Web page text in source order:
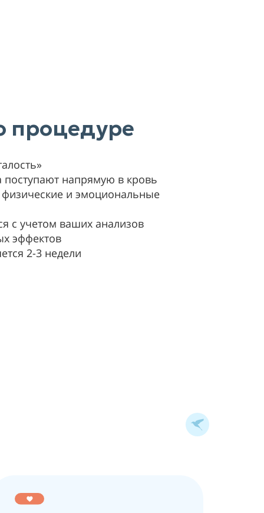
процедуре
напрямую в кровь
физические и эмоциональные
с учетом ваших анализов
эффектов
2-3 недели